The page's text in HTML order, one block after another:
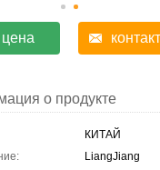
о продукте
КИТАЙ
LiangJiang